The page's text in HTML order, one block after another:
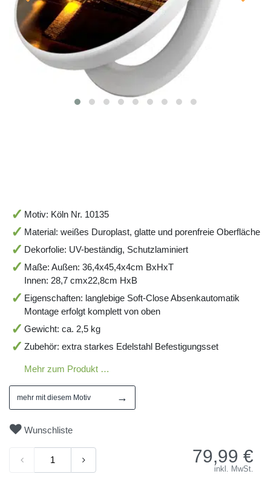
Motiv: Köln Nr. 10135
Material: weißes Duroplast, glatte und porenfreie Oberfläche
Dekorfolie: UV-beständig, Schutzlaminiert
Maße: Außen: 36,4x45,4x4cm BxHxT
Innen: 28,7 cmx22,8cm HxB
Eigenschaften: langlebige Soft-Close Absenkautomatik
Montage erfolgt komplett von oben
Gewicht: ca. 2,5 kg
Zubehör: extra starkes Edelstahl Befestigungsset
Mehr zum Produkt …
mehr mit diesem Motiv →
Wunschliste
79,99 €
inkl. MwSt.